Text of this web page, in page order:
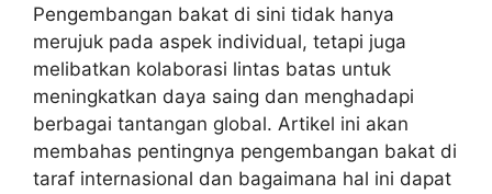
Pengembangan bakat di sini tidak hanya
merujuk pada aspek individual, tetapi juga
melibatkan kolaborasi lintas batas untuk
meningkatkan daya saing dan menghadapi
berbagai tantangan global. Artikel ini akan
membahas pentingnya pengembangan bakat di
taraf internasional dan bagaimana hal ini dapat